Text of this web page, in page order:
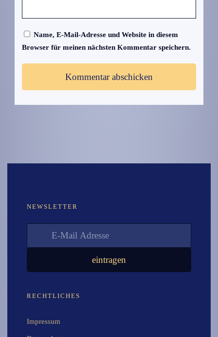
Name, E-Mail-Adresse und Website in diesem
Browser für meinen nächsten Kommentar speichern.
NEWSLETTER
RECHTLICHES
Impressum